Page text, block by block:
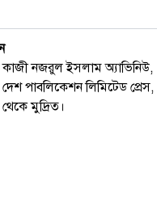
কাজী নজরুল ইসলাম অ্যাভিনিউ,
পাবলিকেশন লিমিটেড প্রেস,
মুদ্রিত।